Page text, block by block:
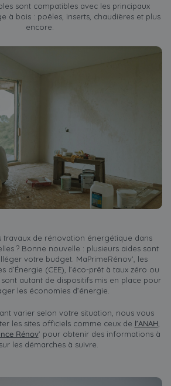
sont compatibles avec les principaux
à bois : poêles, inserts, chaudières et plus
encore.
travaux de rénovation énergétique dans
? Bonne nouvelle : plusieurs aides sont
votre budget. MaPrimeRénov’, les
d’Énergie (CEE), l’éco-prêt à taux zéro ou
autant de dispositifs mis en place pour
les économies d’énergie.
varier selon votre situation, nous vous
les sites officiels comme ceux de l’ANAH,
Rénov’ pour obtenir des informations à
les démarches à suivre.